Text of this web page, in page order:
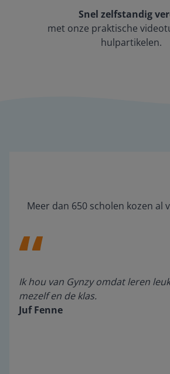
Snel zelfstandig
met onze praktische
hulpartikelen.
Meer dan 650 scholen kozen al
Ik hou van Gynzy omdat leren
mezelf en de klas.
Juf Fenne